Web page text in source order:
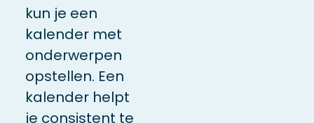
kun je een
kalender met
onderwerpen
opstellen. Een
kalender helpt
je consistent te